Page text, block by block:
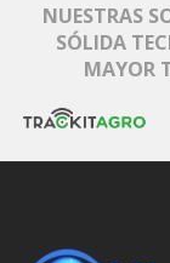
NUESTRAS
SÓLIDA
MAYOR